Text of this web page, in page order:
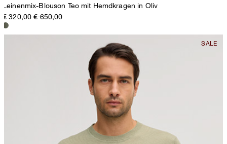
Leinenmix-Blouson Teo mit Hemdkragen in Oliv
€ 320,00 € 650,00